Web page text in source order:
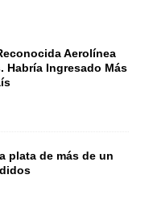
Aerolínea
Habría Ingresado Más
plata de más de un